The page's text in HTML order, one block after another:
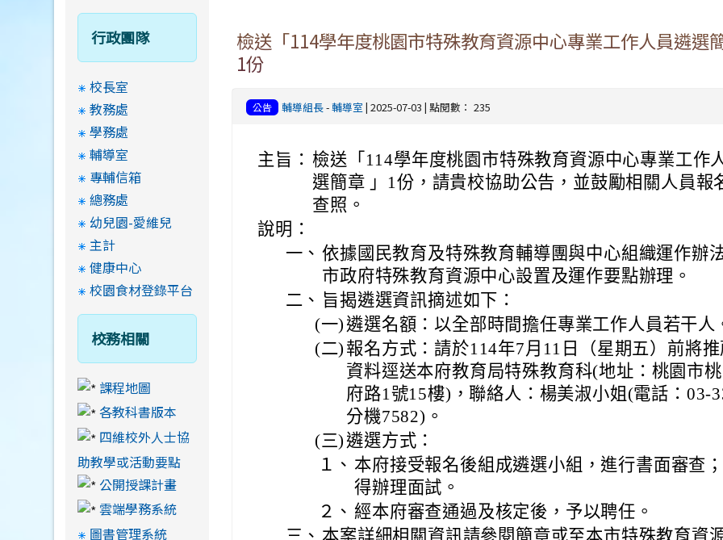
檢送「114學年度桃園市特殊教育資源中心專業工作人員遴選簡
1份
公告 輔導組長-輔導室 | 2025-07-03 | 點閱數： 235
主旨： 檢送「114學年度桃園市特殊教育資源中心專業工作
選簡章 」1份，請貴校協助公告，並鼓勵相關人員報
查照。
說明：
一、 依據國民教育及特殊教育輔導團與中心組織運作辦
市政府特殊教育資源中心設置及運作要點辦理。
二、 旨揭遴選資訊摘述如下：
(一) 遴選名額：以全部時間擔任專業工作人員若干人
(二) 報名方式：請於114年7月11日（星期五）前將
資料逕送本府教育局特殊教育科(地址：桃園市
府路1號15樓)，聯絡人：楊美淑小姐(電話：03-
分機7582)。
(三) 遴選方式：
１、 本府接受報名後組成遴選小組，進行書面審查
得辦理面試。
２、 經本府審查通過及核定後，予以聘任。
三、 本案詳細相關資訊請參閱簡章或至本市特殊教育資
行政團隊
校長室
教務處
學務處
輔導室
專輔信箱
總務處
幼兒園-愛維兒
主計
健康中心
校園食材登錄平台
校務相關
課程地圖
各教科書版本
四維校外人士協
助教學或活動要點
公開授課計畫
雲端學務系統
圖書管理系統